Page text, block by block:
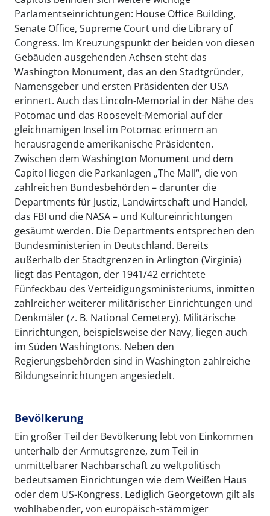
Parlamentseinrichtungen: House Office Building,
Senate Office, Supreme Court und die Library of
Congress. Im Kreuzungspunkt der beiden von diesen
Gebäuden ausgehenden Achsen steht das
Washington Monument, das an den Stadtgründer,
Namensgeber und ersten Präsidenten der USA
erinnert. Auch das Lincoln-Memorial in der Nähe des
Potomac und das Roosevelt-Memorial auf der
gleichnamigen Insel im Potomac erinnern an
herausragende amerikanische Präsidenten.
Zwischen dem Washington Monument und dem
Capitol liegen die Parkanlagen „The Mall“, die von
zahlreichen Bundesbehörden – darunter die
Departments für Justiz, Landwirtschaft und Handel,
das FBI und die NASA – und Kultureinrichtungen
gesäumt werden. Die Departments entsprechen den
Bundesministerien in Deutschland. Bereits
außerhalb der Stadtgrenzen in Arlington (Virginia)
liegt das Pentagon, der 1941/42 errichtete
Fünfeckbau des Verteidigungsministeriums, inmitten
zahlreicher weiterer militärischer Einrichtungen und
Denkmäler (z. B. National Cemetery). Militärische
Einrichtungen, beispielsweise der Navy, liegen auch
im Süden Washingtons. Neben den
Regierungsbehörden sind in Washington zahlreiche
Bildungseinrichtungen angesiedelt.
Bevölkerung
Ein großer Teil der Bevölkerung lebt von Einkommen
unterhalb der Armutsgrenze, zum Teil in
unmittelbarer Nachbarschaft zu weltpolitisch
bedeutsamen Einrichtungen wie dem Weißen Haus
oder dem US-Kongress. Lediglich Georgetown gilt als
wohlhabender, von europäisch-stämmiger